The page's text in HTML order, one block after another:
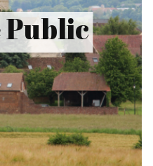
Public